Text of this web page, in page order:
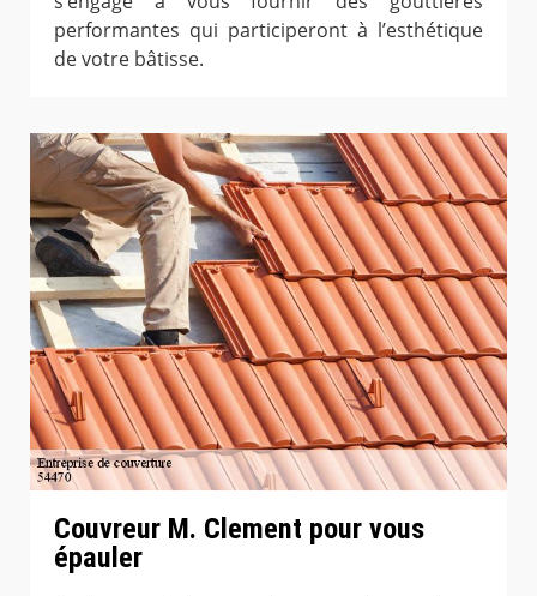
performantes qui participeront à l’esthétique
de votre bâtisse.
Couvreur M. Clement pour vous
épauler